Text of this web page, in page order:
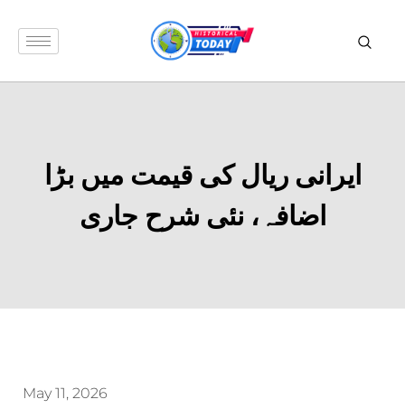
ایرانی ریال کی قیمت میں بڑا
اضافہ، نئی شرح جاری
May 11, 2026